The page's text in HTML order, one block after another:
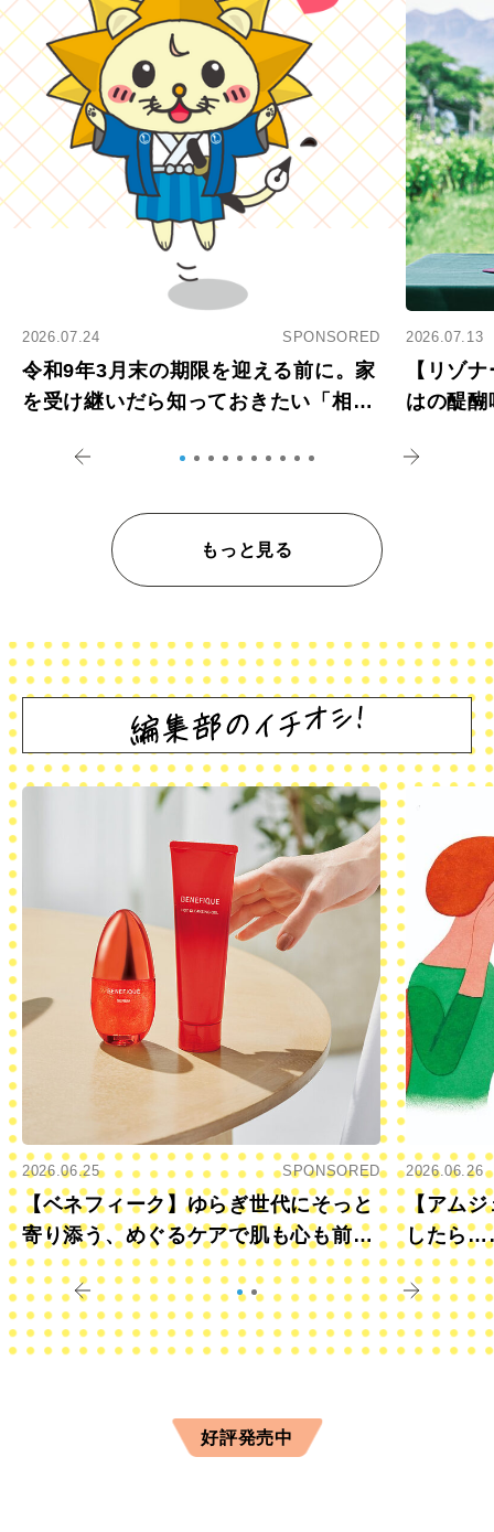
2026.07.24 SPONSORED
令和9年3月末の期限を迎える前に。家
を受け継いだら知っておきたい「相続
2026.07.13
【リゾ
はの醍
もっと見る
2026.06.25 SPONSORED
【ベネフィーク】ゆらぎ世代にそっと
寄り添う、めぐるケアで肌も心も前向
きに
2026.06.26
【アムジ
したら
すか？
好評発売中